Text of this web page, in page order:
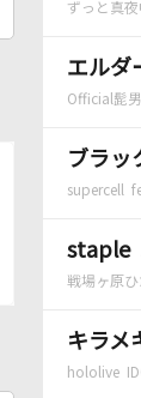
ずっと真夜
エルダ
Official髭
ブラッ
supercell
staple
戦場ヶ原
キラメ
hololive